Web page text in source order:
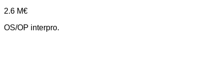
2.6 M€
OS/OP interpro.